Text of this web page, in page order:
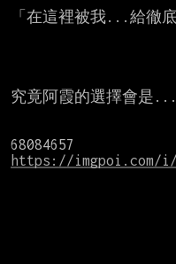
「在這裡被我...給徹底
究竟阿霞的選擇會是...
https://imgpoi.com/i/